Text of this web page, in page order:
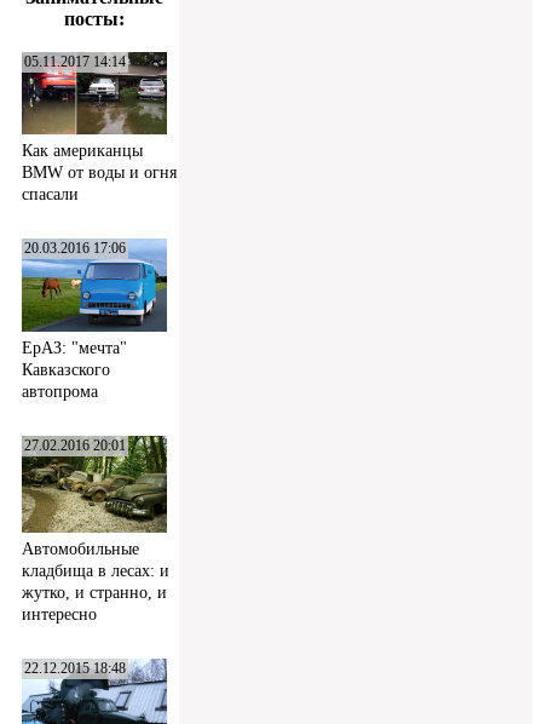
посты:
05.11.2017 14:14
Как американцы
BMW от воды и огня
спасали
20.03.2016 17:06
ЕрАЗ: "мечта"
Кавказского
автопрома
27.02.2016 20:01
Автомобильные
кладбища в лесах: и
жутко, и странно, и
интересно
22.12.2015 18:48